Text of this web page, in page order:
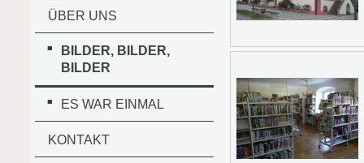
ÜBER UNS
BILDER, BILDER,
BILDER
ES WAR EINMAL
KONTAKT